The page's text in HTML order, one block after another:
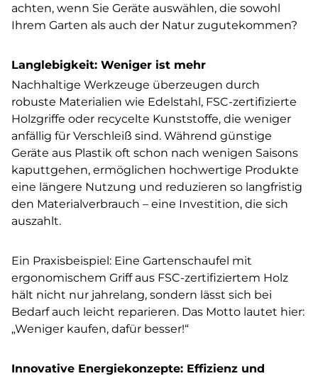
achten, wenn Sie Geräte auswählen, die sowohl
Ihrem Garten als auch der Natur zugutekommen?
Langlebigkeit: Weniger ist mehr
Nachhaltige Werkzeuge überzeugen durch
robuste Materialien wie Edelstahl, FSC-zertifizierte
Holzgriffe oder recycelte Kunststoffe, die weniger
anfällig für Verschleiß sind. Während günstige
Geräte aus Plastik oft schon nach wenigen Saisons
kaputtgehen, ermöglichen hochwertige Produkte
eine längere Nutzung und reduzieren so langfristig
den Materialverbrauch – eine Investition, die sich
auszahlt.
Ein Praxisbeispiel: Eine Gartenschaufel mit
ergonomischem Griff aus FSC-zertifiziertem Holz
hält nicht nur jahrelang, sondern lässt sich bei
Bedarf auch leicht reparieren. Das Motto lautet hier:
„Weniger kaufen, dafür besser!“
Innovative Energiekonzepte: Effizienz und